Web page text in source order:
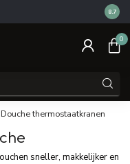
14
8.7
0
Douche thermostaatkranen
sneller, makkelijker en